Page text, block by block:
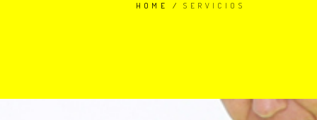
HOME /SERVICIOS